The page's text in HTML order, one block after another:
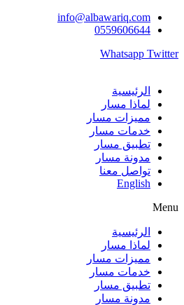
Skip
info@albawariq.com
0559606644
Whatsapp Twitter
الرئيسية
لماذا مسار
مميزات مسار
خدمات مسار
تطبيق مسار
مدونة مسار
تواصل معنا
English
Menu
الرئيسية
لماذا مسار
مميزات مسار
خدمات مسار
تطبيق مسار
مدونة مسار